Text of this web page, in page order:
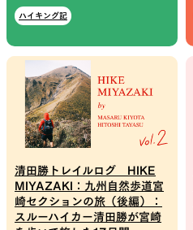
JACKETS
風や雨、寒さを防ぐシェル
ALL WEATHER
ハイキング記
清田勝トレイルログ HIKE
MIYAZAKI：九州自然歩道宮
崎セクションの旅（後編）：
スルーハイカー清田勝が宮崎